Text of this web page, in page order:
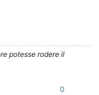
potesse rodere il
0